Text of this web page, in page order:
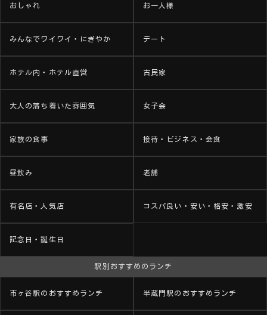
おしゃれ お一人様
みんなでワイワイ・にぎやか デート
ホテル内・ホテル直営 古民家
大人の落ち着いた雰囲気 女子会
家族の食事 接待・ビジネス・会食
昼飲み 老舗
有名店・人気店 コスパ良い・安い・格安・激安
記念日・誕生日
駅別おすすめのランチ
市ヶ谷駅のおすすめランチ 半蔵門駅のおすすめランチ